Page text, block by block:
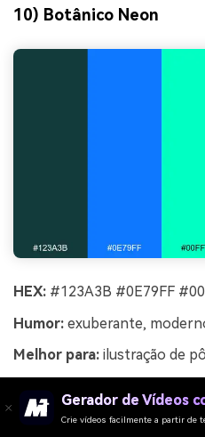
10) Botânico Neon
HEX: #123A3B #0E79FF
Humor: exuberante,
Melhor para: ilustração de
sob luzes de crescimento
vivos contra os azuis frios.
Gerador de Vídeos
Crie vídeos facilmente a partir de